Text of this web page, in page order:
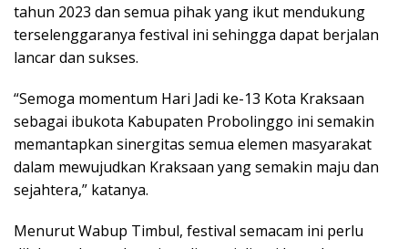
tahun 2023 dan semua pihak yang ikut mendukung
terselenggaranya festival ini sehingga dapat berjalan
lancar dan sukses.
“Semoga momentum Hari Jadi ke-13 Kota Kraksaan
sebagai ibukota Kabupaten Probolinggo ini semakin
memantapkan sinergitas semua elemen masyarakat
dalam mewujudkan Kraksaan yang semakin maju dan
sejahtera,” katanya.
Menurut Wabup Timbul, festival semacam ini perlu